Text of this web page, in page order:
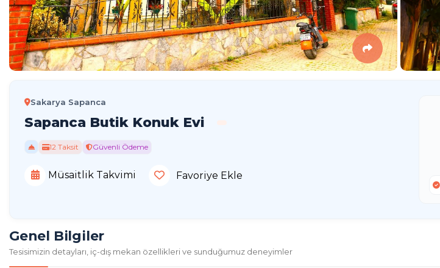
Sakarya Sapanca
Sapanca Butik Konuk Evi
12 Taksit Güvenli Ödeme
Müsaitlik Takvimi Favoriye Ekle
Genel Bilgiler
Tesisimizin detayları, iç-dış mekan özellikleri ve sunduğumuz deneyimler